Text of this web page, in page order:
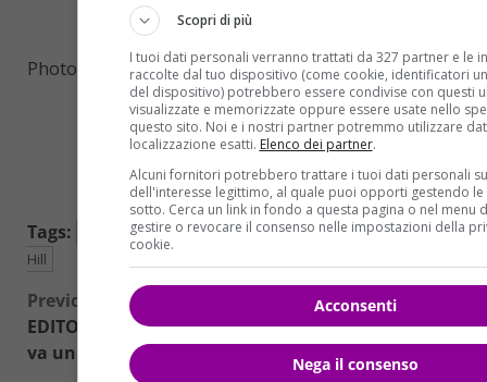
Photo Credits: Twitter
Tags: Funerale Bud Spencer Piazza del Popolo
Terence
Hill
Continue
Reading
Previous:
EDITORIALE DEL DIRETTORE: Bud Spencer, se ne
va un pezzo di storia del cinema italiano
Scopri di più
I tuoi dati personali verranno trattati da 327 partner e le
raccolte dal tuo dispositivo (come cookie, identificatori
del dispositivo) potrebbero essere condivise con questi
visualizzate e memorizzate oppure essere usate nello
questo sito. Noi e i nostri partner potremmo utilizzare
localizzazione esatti. Elenco dei partner.
Alcuni fornitori potrebbero trattare i tuoi dati personali
dell'interesse legittimo, al quale puoi opporti gestendo
sotto. Cerca un link in fondo a questa pagina o nel menu
gestire o revocare il consenso nelle impostazioni della
cookie.
Acconsenti
Nega il consenso